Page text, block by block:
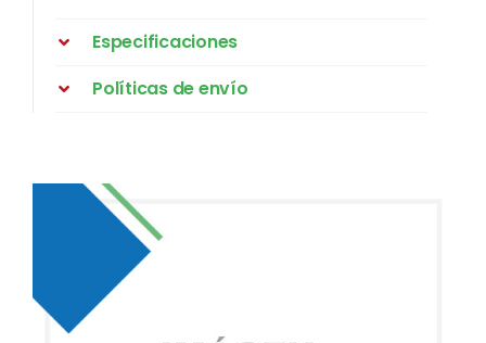
Especificaciones
Políticas de envío